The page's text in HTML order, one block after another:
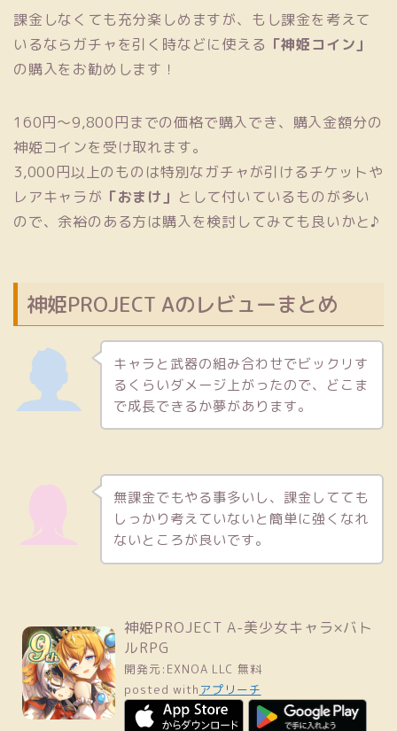
課金しなくても充分楽しめますが、もし課金を考えて
いるならガチャを引く時などに使える 「神姫コイン」
の購入をお勧めします！
160円〜9,800円までの価格で購入でき、購入金額分の
神姫コインを受け取れます。
3,000円以上のものは特別なガチャが引けるチケットや
レアキャラが 「おまけ」 として付いているものが多い
ので、余裕のある方は購入を検討してみても良いかと♪
神姫PROJECT Aのレビューまとめ
キャラと武器の組み合わせでビックリす
るくらいダメージ上がったので、どこま
で成長できるか夢があります。
無課金でもやる事多いし、課金してても
しっかり考えていないと簡単に強くなれ
ないところが良いです。
神姫PROJECT A-美少女キャラ×バト
ルRPG
開発元: EXNOA LLC 無料
posted with アプリーチ